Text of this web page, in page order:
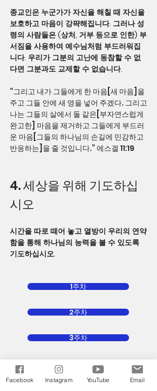
종교인은 누군가가 자신을 해칠 때 자신을
보호하고 마음이 강퍅해집니다. 그러나 성
령의 사람들은 (상처, 거부 등으로 인한) 부
서짐을 사용하여 예수님처럼 부드러워집
니다. 우리가 그분의 고난에 동참할 수 없
다면 그분과도 교제할 수 없습니다.
“그리고 내가 그들에게 한 마음[새 마음]을
주고 그들 안에 새 영을 넣어 주겠다. 그리고
나는 그들의 살에서 돌 같은[부자연스럽게
완고한] 마음을 제거하고 그들에게 부드러
운 마음[그들의 하나님의 손길에 민감하고
반응하는]을 줄 것입니다.” 에스겔 11:19
4. 세상을 위해 기도하십
시오
시간을 따로 떼어 놓고 열방이 우리의 연약
함을 통해 하나님의 능력을 볼 수 있도록
기도하십시오.
1주차
2주차
3주차
Facebook Instagram YouTube Email